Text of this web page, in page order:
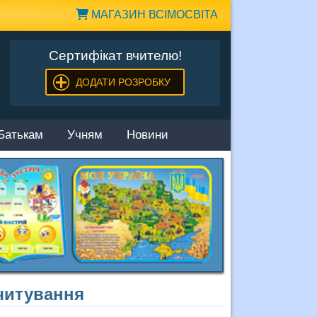
МАГАЗИН ВСІМОСВІТА
Сертифікат вчителю!
ДОДАТИ РОЗРОБКУ
Учням Новини